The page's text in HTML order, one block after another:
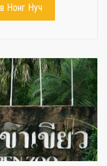
Нонг Нуч